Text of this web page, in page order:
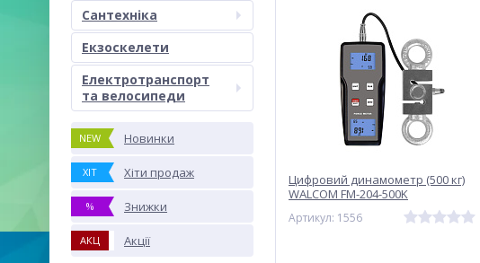
Сантехніка
Екзоскелети
Електротранспорт
та велосипеди
NEW Новинки
ХІТ Хіти продаж
% Знижки
АКЦ Акції
Цифровий динамометр (500 кг)
WALCOM FM-204-500K
Артикул: 1556